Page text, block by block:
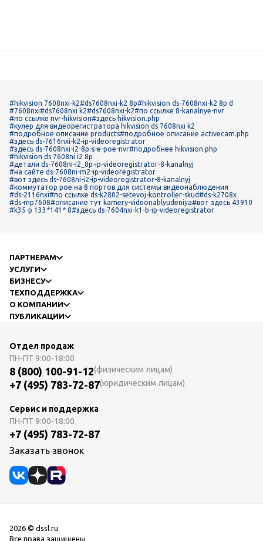
#hikvision 7608nxi-k2#ds7608nxi-k2 8p#hikvision ds-7608nxi-k2 8p d
#7608nxi#ds7608nxi k2#ds7608nxi-k2#по ссылке 8-kanalnye-nvr
#по ссылке nvr-hikvision#здесь hikvision.php
#кулер для видеорегистратора hikvision ds 7608nxi k2
#подробное описание products#подробное описание activecam.php
#здесь ds-7616nxi-k2-ip-videoregistrator
#здесь ds-7608nxi-i2-8p-s-e-poe-nvr#подробнее hikvision.php
#hikvision ds 7608ni i2 8p
#детали ds-7608ni-i2_8p-ip-videoregistrator-8-kanalnyj
#на сайте ds-7608ni-m2-ip-videoregistrator
#вот здесь ds-7608ni-i2-ip-videoregistrator-8-kanalnyj
#коммутатор рое на 8 портов для системы видеонаблюдения
#ds-2116nxi#по ссылке ds-k2802-setevoj-kontroller-skud#ds-k2708x
#ds-mp7608#описание тут kamery-videonablyudeniya#вот здесь 43910
#k35-p 133*141* 8#здесь ds-7604nxi-k1-b-ip-videoregistrator
ПАРТНЕРАМ
УСЛУГИ
БИЗНЕСУ
ТЕХПОДДЕРЖКА
О КОМПАНИИ
ПУБЛИКАЦИИ
Отдел продаж
ПН-ПТ 9:00-18:00
8 (800) 100-91-12(физическим лицам)
+7 (495) 783-72-87(юридическим лицам)
Сервис и поддержка
ПН-ПТ 9:00-18:00
+7 (495) 783-72-87
Заказать звонок
2026 © dssl.ru
Все права защищены